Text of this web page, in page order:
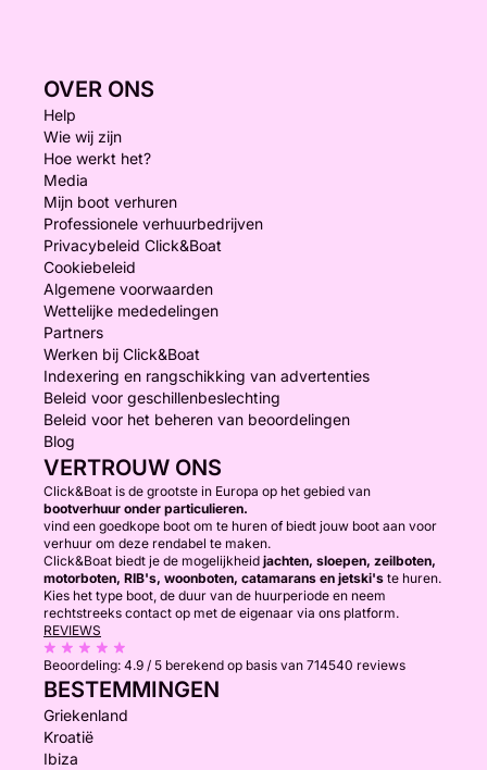
OVER ONS
Help
Wie wij zijn
Hoe werkt het?
Media
Mijn boot verhuren
Professionele verhuurbedrijven
Privacybeleid Click&Boat
Cookiebeleid
Algemene voorwaarden
Wettelijke mededelingen
Partners
Werken bij Click&Boat
Indexering en rangschikking van advertenties
Beleid voor geschillenbeslechting
Beleid voor het beheren van beoordelingen
Blog
VERTROUW ONS
Click&Boat is de grootste in Europa op het gebied van
bootverhuur onder particulieren.
vind een goedkope boot om te huren of biedt jouw boot aan voor
verhuur om deze rendabel te maken.
Click&Boat biedt je de mogelijkheid jachten, sloepen, zeilboten,
motorboten, RIB's, woonboten, catamarans en jetski's te huren.
Kies het type boot, de duur van de huurperiode en neem
rechtstreeks contact op met de eigenaar via ons platform.
REVIEWS
Beoordeling: 4.9 / 5 berekend op basis van 714540 reviews
BESTEMMINGEN
Griekenland
Kroatië
Ibiza